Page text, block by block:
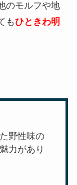
のモルフや地
もひときわ明
野性味の
力があり